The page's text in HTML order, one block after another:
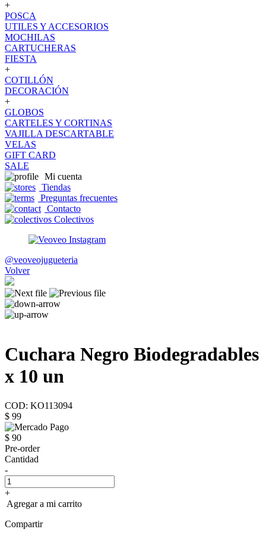
+
POSCA
UTILES Y ACCESORIOS
MOCHILAS
CARTUCHERAS
FIESTA
+
COTILLÓN
DECORACIÓN
+
GLOBOS
CARTELES Y CORTINAS
VAJILLA DESCARTABLE
VELAS
GIFT CARD
SALE
Mi cuenta
Tiendas
Preguntas frecuentes
Contacto
Colectivos
@veoveojugueteria
Volver
Cuchara Negro Biodegradables
x 10 un
COD: KO113094
$ 99
$ 90
Pre-order
Cantidad
-
+
Agregar a mi carrito
Compartir